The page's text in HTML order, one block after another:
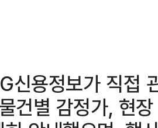
신용정보가 직접
건별 감정가, 현